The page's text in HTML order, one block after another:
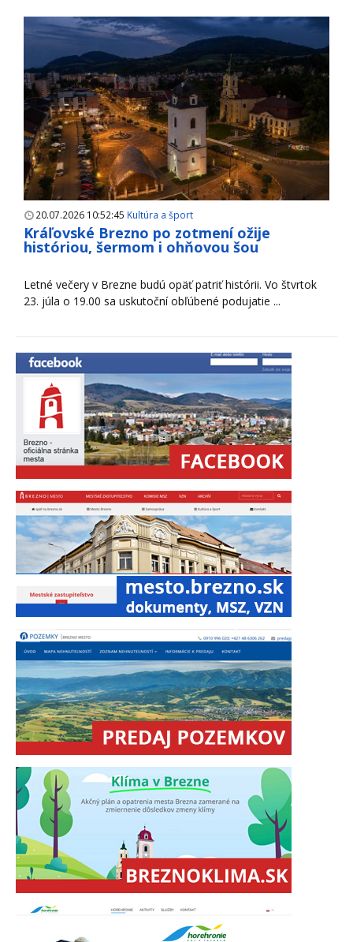
20.07.2026 10:52:45 Kultúra a šport
Kráľovské Brezno po zotmení ožije
históriou, šermom i ohňovou šou
Letné večery v Brezne budú opäť patriť histórii. Vo štvrtok
23. júla o 19.00 sa uskutoční obľúbené podujatie ...